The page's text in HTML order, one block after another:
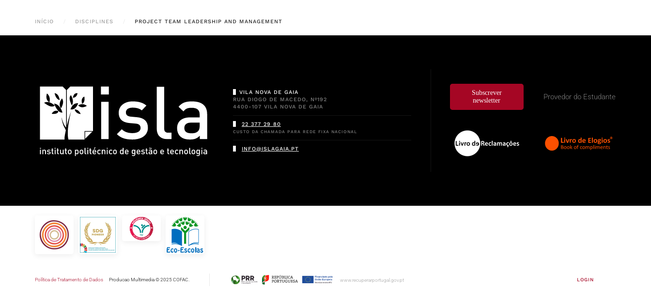
INÍCIO DISCIPLINES PROJECT TEAM LEADERSHIP AND MANAGEMENT
VILA NOVA DE GAIA
RUA DIOGO DE MACEDO, Nº192
4400-107 VILA NOVA DE GAIA
22 377 29 80
CUSTO DA CHAMADA PARA REDE FIXA NACIONAL
INFO@ISLAGAIA.PT
Subscrever
newsletter
Provedor do Estudante
www.recuperarportugal.gov.pt
Política de Tratamento de Dados Producao Multimedia © 2025 COFAC. LOGIN